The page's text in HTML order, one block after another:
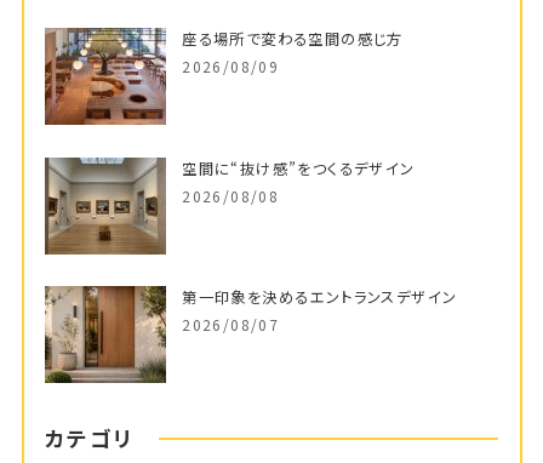
座る場所で変わる空間の感じ方
2026/08/09
空間に“抜け感”をつくるデザイン
2026/08/08
第一印象を決めるエントランスデザイン
2026/08/07
カテゴリ